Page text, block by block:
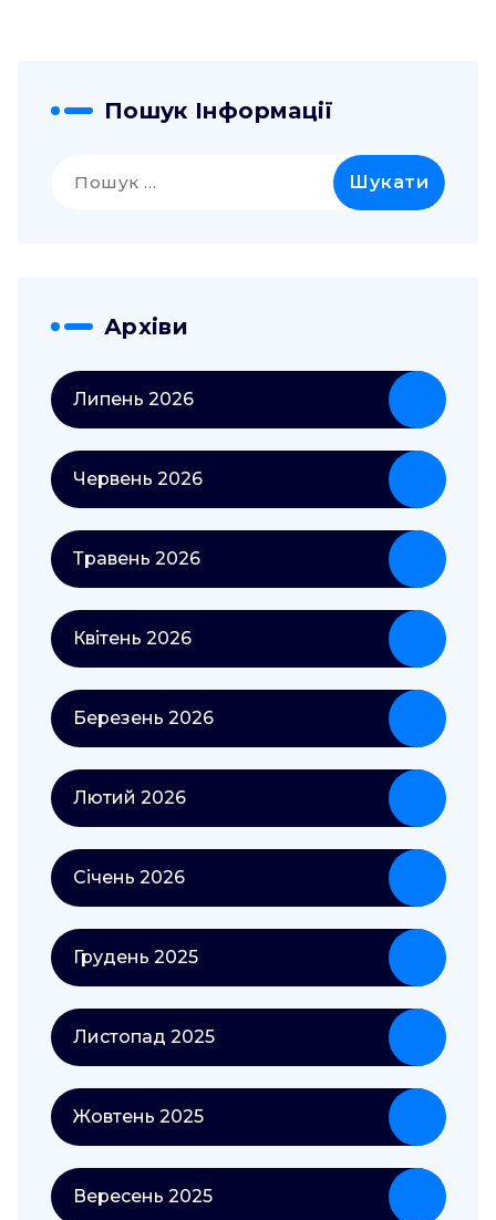
Пошук Інформації
Архіви
Липень 2026
Червень 2026
Травень 2026
Квітень 2026
Березень 2026
Лютий 2026
Січень 2026
Грудень 2025
Листопад 2025
Жовтень 2025
Вересень 2025